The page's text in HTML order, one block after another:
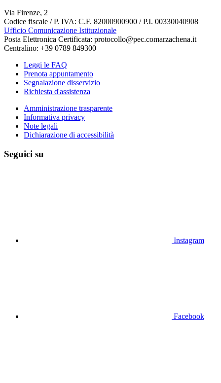
Via Firenze, 2
Codice fiscale / P. IVA: C.F. 82000900900 / P.I. 00330040908
Ufficio Comunicazione Istituzionale
Posta Elettronica Certificata: protocollo@pec.comarzachena.it
Centralino: +39 0789 849300
Leggi le FAQ
Prenota appuntamento
Segnalazione disservizio
Richiesta d'assistenza
Amministrazione trasparente
Informativa privacy
Note legali
Dichiarazione di accessibilità
Seguici su
Instagram
Facebook